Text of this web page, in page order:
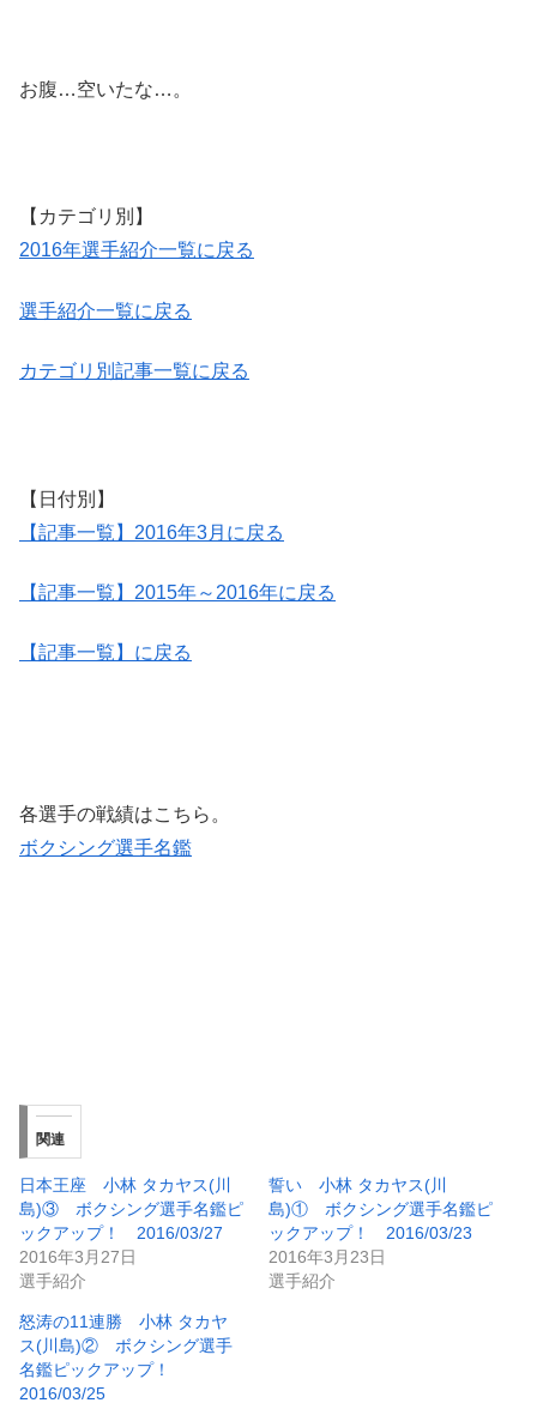
お腹…空いたな…。
【カテゴリ別】
2016年選手紹介一覧に戻る
選手紹介一覧に戻る
カテゴリ別記事一覧に戻る
【日付別】
【記事一覧】2016年3月に戻る
【記事一覧】2015年～2016年に戻る
【記事一覧】に戻る
各選手の戦績はこちら。
ボクシング選手名鑑
関連
日本王座 小林 タカヤス(川
島)③ ボクシング選手名鑑ピ
ックアップ！ 2016/03/27
2016年3月27日
選手紹介
誓い 小林 タカヤス(川
島)① ボクシング選手名鑑ピ
ックアップ！ 2016/03/23
2016年3月23日
選手紹介
怒涛の11連勝 小林 タカヤ
ス(川島)② ボクシング選手
名鑑ピックアップ！
2016/03/25